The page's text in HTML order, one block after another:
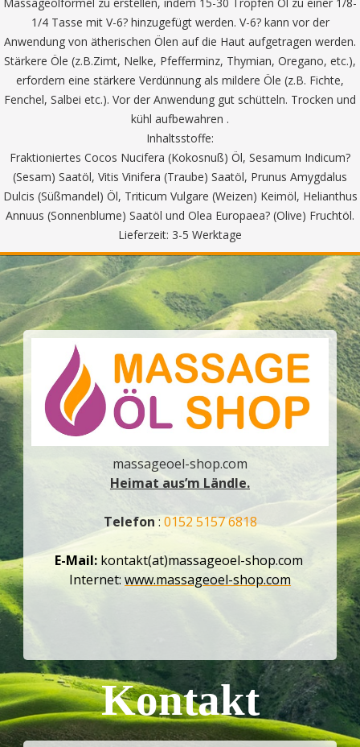
1/4 Tasse mit V-6? hinzugefügt werden. V-6? kann vor der
Anwendung von ätherischen Ölen auf die Haut aufgetragen werden.
Stärkere Öle (z.B.Zimt, Nelke, Pfefferminz, Thymian, Oregano, etc.),
erfordern eine stärkere Verdünnung als mildere Öle (z.B. Fichte,
Fenchel, Salbei etc.). Vor der Anwendung gut schütteln. Trocken und
kühl aufbewahren .
Inhaltsstoffe:
Fraktioniertes Cocos Nucifera (Kokosnuß) Öl, Sesamum Indicum?
(Sesam) Saatöl, Vitis Vinifera (Traube) Saatöl, Prunus Amygdalus
Dulcis (Süßmandel) Öl, Triticum Vulgare (Weizen) Keimöl, Helianthus
Annuus (Sonnenblume) Saatöl und Olea Europaea? (Olive) Fruchtöl.
Lieferzeit: 3-5 Werktage
massageoel-shop.com
Heimat aus’m Ländle.
Telefon: 0152 5157 6818
E-Mail: kontakt(at)massageoel-shop.com
Internet: www.massageoel-shop.com
Kontakt